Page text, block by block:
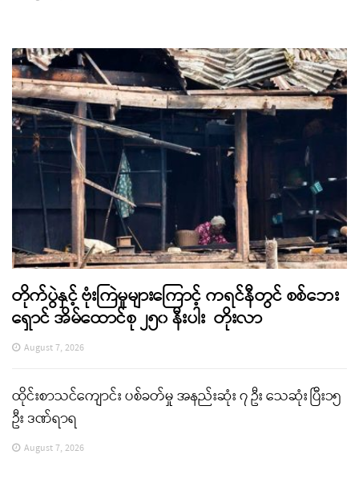
တိုက်ပွဲနှင့် ဗုံးကြဲမှုများကြောင့် ကရင်နီတွင် စစ်ဘေး
ရှောင် အိမ်ထောင်စု ၂၅၀ နီးပါး တိုးလာ
August 7, 2026
ထိုင်းစာသင်ကျောင်း ပစ်ခတ်မှု အနည်းဆုံး ၇ ဦး သေဆုံး ပြီး၁၅
ဦး ဒဏ်ရာရ
August 7, 2026